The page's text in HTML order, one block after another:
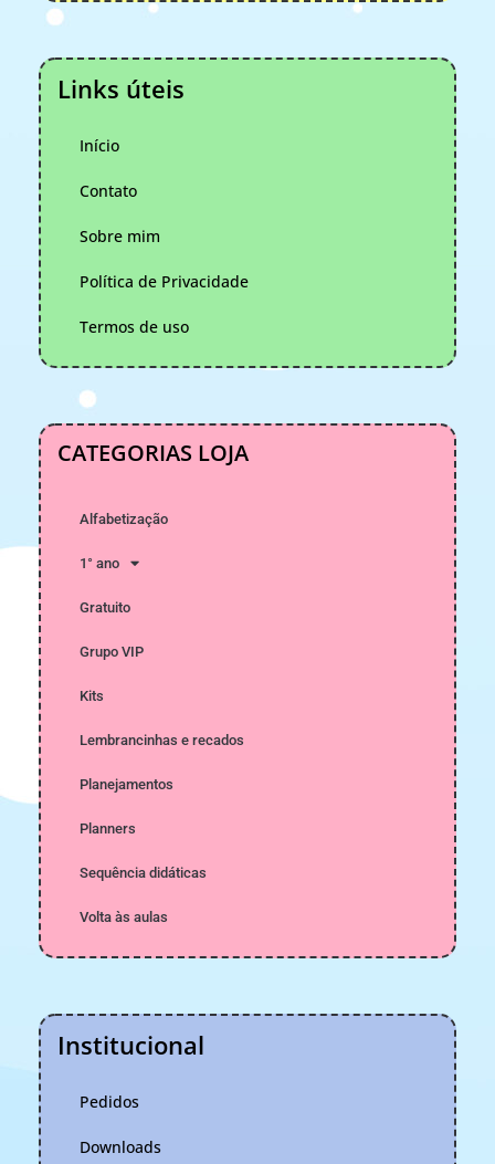
Links úteis
Início
Contato
Sobre mim
Política de Privacidade
Termos de uso
CATEGORIAS LOJA
Alfabetização
1° ano
Gratuito
Grupo VIP
Kits
Lembrancinhas e recados
Planejamentos
Planners
Sequência didáticas
Volta às aulas
Institucional
Pedidos
Downloads